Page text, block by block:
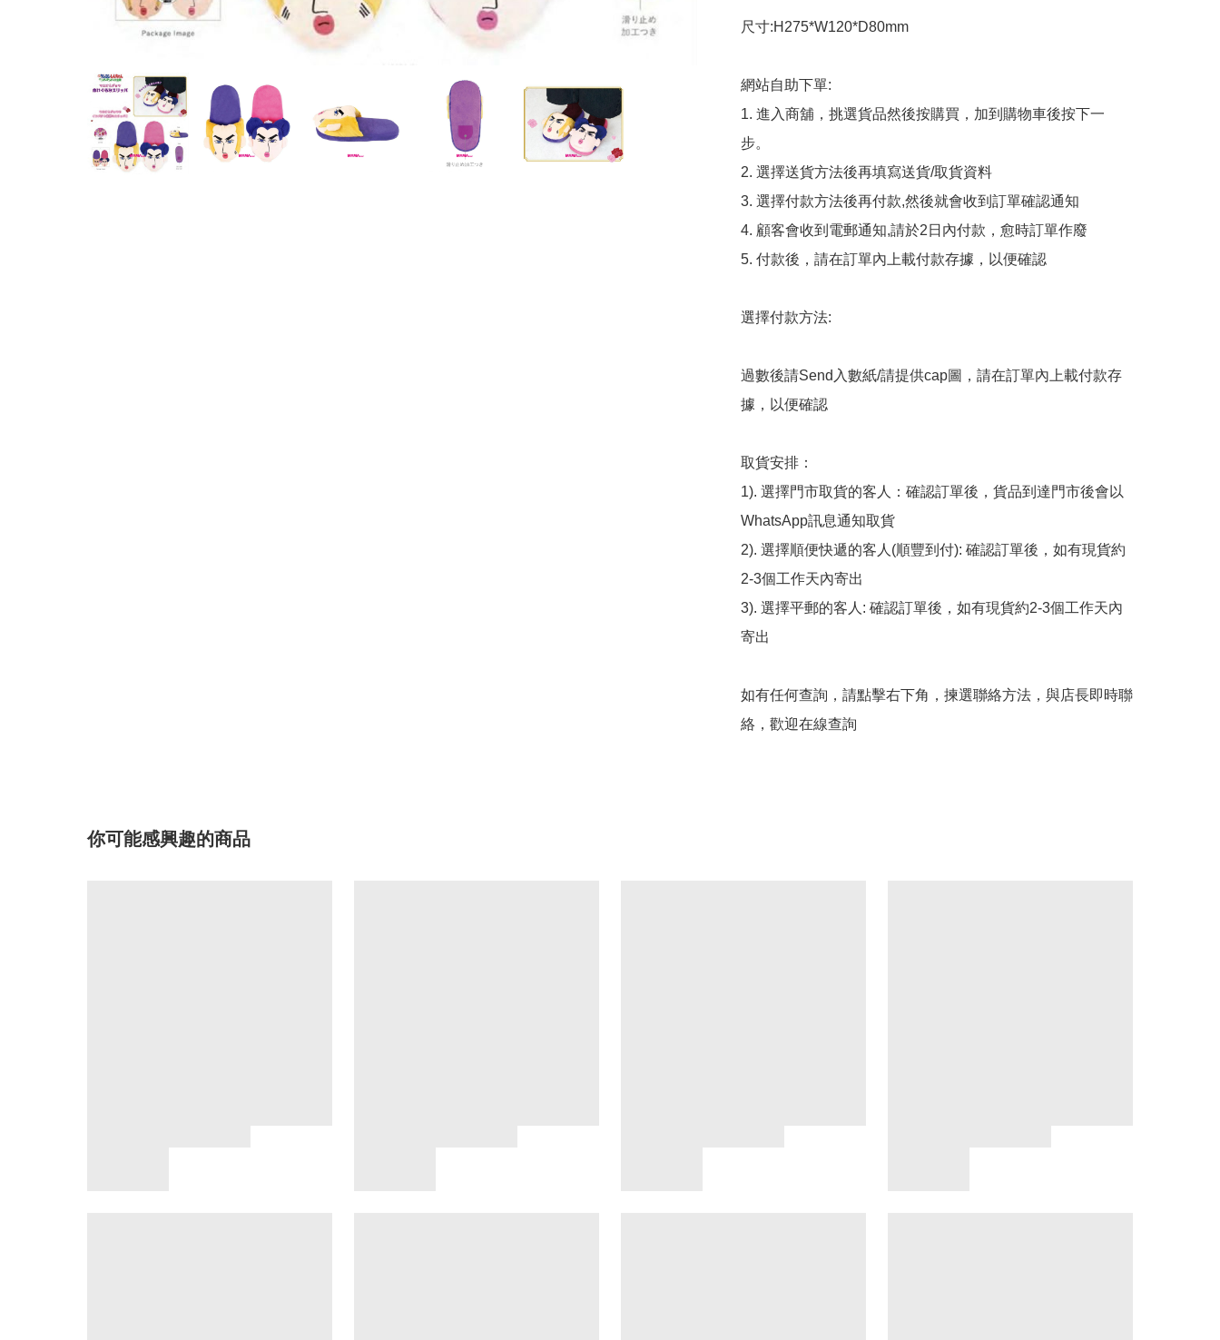
尺寸:H275*W120*D80mm
網站自助下單:
1. 進入商舖，挑選貨品然後按購買，加到購物車後按下一
步。
2. 選擇送貨方法後再填寫送貨/取貨資料
3. 選擇付款方法後再付款,然後就會收到訂單確認通知
4. 顧客會收到電郵通知,請於2日內付款，愈時訂單作廢
5. 付款後，請在訂單內上載付款存據，以便確認
選擇付款方法:
過數後請Send入數紙/請提供cap圖，請在訂單內上載付款存
據，以便確認
取貨安排：
1). 選擇門市取貨的客人：確認訂單後，貨品到達門市後會以
WhatsApp訊息通知取貨
2). 選擇順便快遞的客人(順豐到付): 確認訂單後，如有現貨約
2-3個工作天內寄出
3). 選擇平郵的客人: 確認訂單後，如有現貨約2-3個工作天內
寄出
如有任何查詢，請點擊右下角，揀選聯絡方法，與店長即時聯
絡，歡迎在線查詢
你可能感興趣的商品